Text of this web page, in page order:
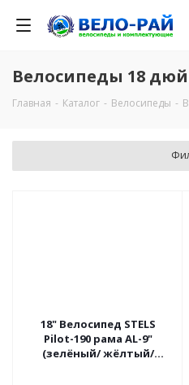
Велосипеды 18
Главная - Каталог - Велосипеды -
18" Велосипед STELS
Pilot-190 рама AL-9"
(зелёный/ жёлтый/